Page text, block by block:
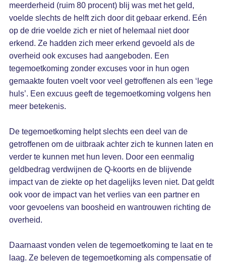
meerderheid (ruim 80 procent) blij was met het geld,
voelde slechts de helft zich door dit gebaar erkend. Eén
op de drie voelde zich er niet of helemaal niet door
erkend. Ze hadden zich meer erkend gevoeld als de
overheid ook excuses had aangeboden. Een
tegemoetkoming zonder excuses voor in hun ogen
gemaakte fouten voelt voor veel getroffenen als een ‘lege
huls’. Een excuus geeft de tegemoetkoming volgens hen
meer betekenis.
De tegemoetkoming helpt slechts een deel van de
getroffenen om de uitbraak achter zich te kunnen laten en
verder te kunnen met hun leven. Door een eenmalig
geldbedrag verdwijnen de Q-koorts en de blijvende
impact van de ziekte op het dagelijks leven niet. Dat geldt
ook voor de impact van het verlies van een partner en
voor gevoelens van boosheid en wantrouwen richting de
overheid.
Daarnaast vonden velen de tegemoetkoming te laat en te
laag. Ze beleven de tegemoetkoming als compensatie of